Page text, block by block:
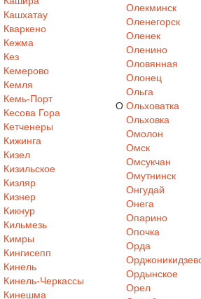
Кашхатау
Кваркено
Кежма
Кез
Кемерово
Кемля
Кемь-Порт
Кесова Гора
Кетченеры
Кижинга
Кизел
Кизильское
Кизляр
Кизнер
Кикнур
Кильмезь
Кимры
Кингисепп
Кинель
Кинель-Черкассы
Кинешма
О
Олекминск
Оленегорск
Оленек
Оленино
Оловянная
Олонец
Ольга
Ольховатка
Ольховка
Омолон
Омск
Омсукчан
Омутнинск
Онгудай
Онега
Опарино
Опочка
Орда
Ордынское
Орел